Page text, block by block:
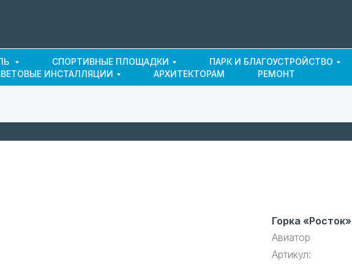
СПОРТИВНЫЕ ПЛОЩАДКИ ПАРК И БЛАГОУСТРОЙСТВО
ИНСТАЛЛЯЦИИ
АРХИТЕКТОРАМ РЕМОНТ
Горка «Росток»
Авиатор
Артикул: